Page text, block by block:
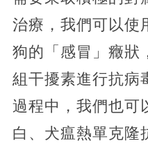
治療，我們可以使
狗的「感冒」癥狀
組干擾素進行抗病
過程中，我們也可
白、犬瘟熱單克隆